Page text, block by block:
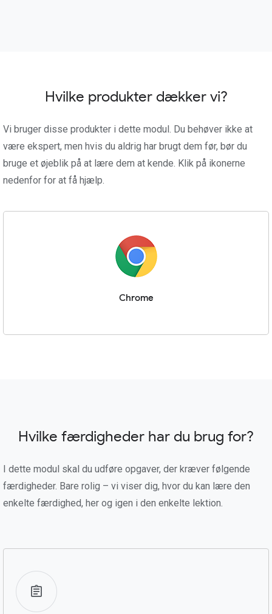
Hvilke produkter dækker vi?
Vi bruger disse produkter i dette modul. Du behøver ikke at
være ekspert, men hvis du aldrig har brugt dem før, bør du
bruge et øjeblik på at lære dem at kende. Klik på ikonerne
nedenfor for at få hjælp.
Chrome
Hvilke færdigheder har du brug for?
I dette modul skal du udføre opgaver, der kræver følgende
færdigheder. Bare rolig – vi viser dig, hvor du kan lære den
enkelte færdighed, her og igen i den enkelte lektion.